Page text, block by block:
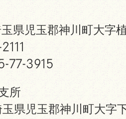
県児玉郡神川町大字
77-3915
所
県児玉郡神川町大字